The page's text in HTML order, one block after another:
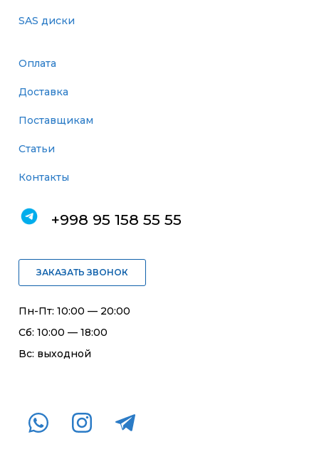
SAS диски
Оплата
Доставка
Поставщикам
Статьи
Контакты
+998 95 158 55 55
ЗАКАЗАТЬ ЗВОНОК
Пн-Пт: 10:00 — 20:00
Сб: 10:00 — 18:00
Вс: выходной